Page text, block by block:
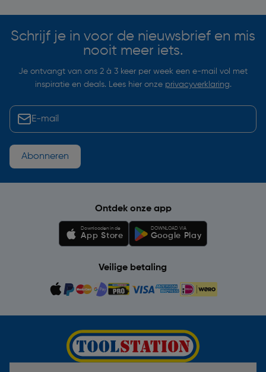
Schrijf je in voor de nieuwsbrief en mis
nooit meer iets.
Je ontvangt van ons 2 à 3 keer per week een e-mail vol met
inspiratie en deals. Lees hier onze privacyverklaring.
Abonneren
Ontdek onze app
Downloaden in de
App Store
DOWNLOAD VIA
Google Play
Veilige betaling